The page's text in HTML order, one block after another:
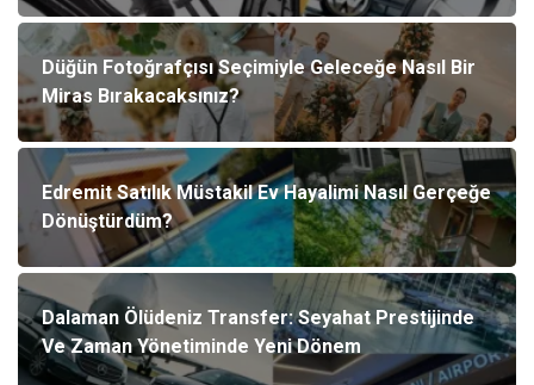
Düğün Fotoğrafçısı Seçimiyle Geleceğe Nasıl Bir
Miras Bırakacaksınız?
Edremit Satılık Müstakil Ev Hayalimi Nasıl Gerçeğe
Dönüştürdüm?
Dalaman Ölüdeniz Transfer: Seyahat Prestijinde
Ve Zaman Yönetiminde Yeni Dönem